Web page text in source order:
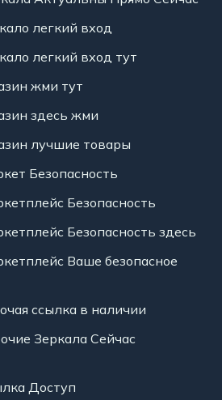
легкий вход
легкий вход тут
жми тут
здесь жми
лучшие товары
Безопасность
Безопасность
Безопасность здесь
Ваше безопасное
ссылка в наличии
Зеркала Сейчас
Доступ